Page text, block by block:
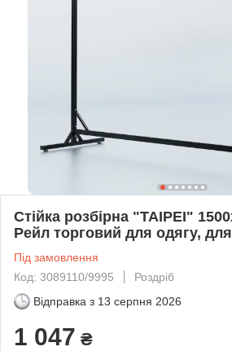
Стійка розбірна "TAIPEI"
Рейл торговий для одягу, для
Під замовлення
Код: 3089110/9995
Роздріб
Відправка з 13 серпня 2026
1 047 ₴